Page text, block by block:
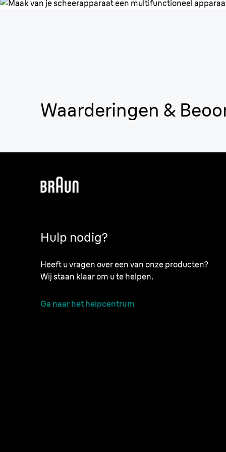
Waarderingen &
Hulp nodig?
Heeft u vragen over een van onze producten?
Wij staan klaar om u te helpen.
Ga naar het helpcentrum